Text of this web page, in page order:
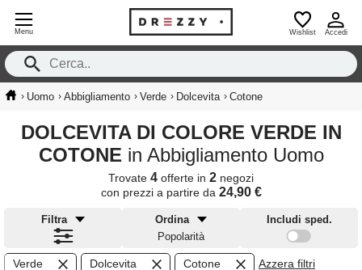
Menu Wishlist Accedi
› Uomo › Abbigliamento › Verde › Dolcevita › Cotone
DOLCEVITA DI COLORE VERDE IN
COTONE in Abbigliamento Uomo
Trovate 4 offerte in 2 negozi
con prezzi a partire da 24,90 €
Filtra
Ordina
Popolarità
Includi sped.
Verde Dolcevita Cotone Azzera filtri